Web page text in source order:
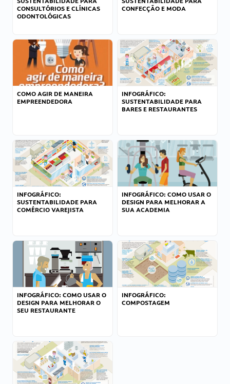
CONSULTÓRIOS E CLÍNICAS
ODONTOLÓGICAS
CONFECÇÃO E MODA
COMO AGIR DE MANEIRA
EMPREENDEDORA
INFOGRÁFICO:
SUSTENTABILIDADE PARA
BARES E RESTAURANTES
INFOGRÁFICO:
SUSTENTABILIDADE PARA
COMÉRCIO VAREJISTA
INFOGRÁFICO: COMO USAR O
DESIGN PARA MELHORAR A
SUA ACADEMIA
INFOGRÁFICO: COMO USAR O
DESIGN PARA MELHORAR O
SEU RESTAURANTE
INFOGRÁFICO:
COMPOSTAGEM